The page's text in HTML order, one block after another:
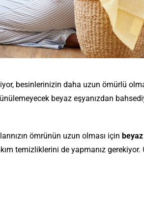
besinlerinizin daha uzun ömürlü
beyaz eşyanızdan
ömrünün uzun olması için
temizliklerini de yapmanız gerekiyor.